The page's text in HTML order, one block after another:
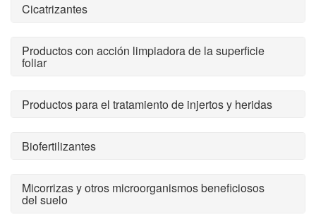
Cicatrizantes
Productos con acción limpiadora de la superficie
foliar
Productos para el tratamiento de injertos y heridas
Biofertilizantes
Micorrizas y otros microorganismos beneficiosos
del suelo